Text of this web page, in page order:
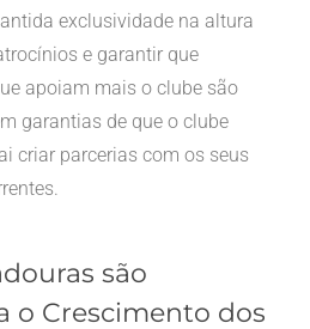
exclusividade na altura
e garantir que
apoiam mais o clube são
garantias de que o clube
criar parcerias com os seus
são
o Crescimento dos